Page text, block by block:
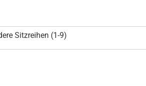
Sitzreihen (1-9)